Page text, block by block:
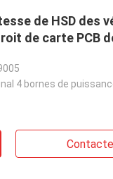
de HSD des
de carte PCB
4 bornes de